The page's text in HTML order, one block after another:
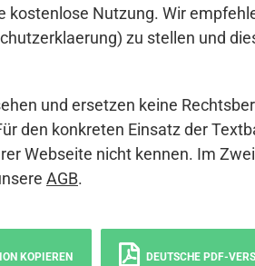
Nutzung. Wir
zu stellen und
und ersetzen keine
den konkreten Einsatz der
Webseite nicht kennen. Im
AGB.
KOPIEREN DEUTSCHE PDF-